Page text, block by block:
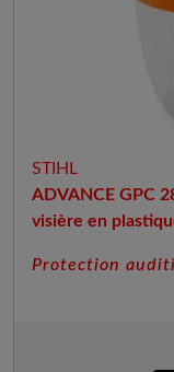
STIHL
ADVANCE GPC
visière en
Protection